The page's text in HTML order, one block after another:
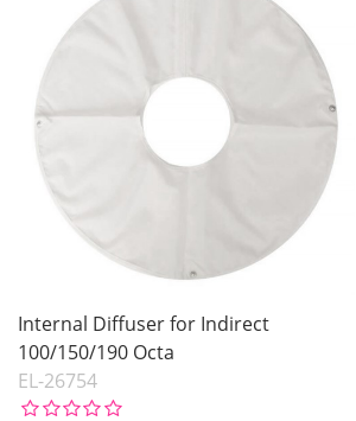
Internal Diffuser for Indirect
100/150/190 Octa
EL-26754